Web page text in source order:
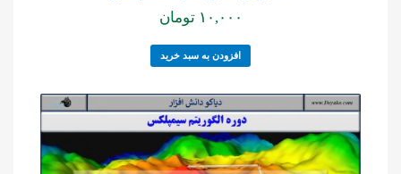
۱۰,۰۰۰ تومان
افزودن به سبد خرید